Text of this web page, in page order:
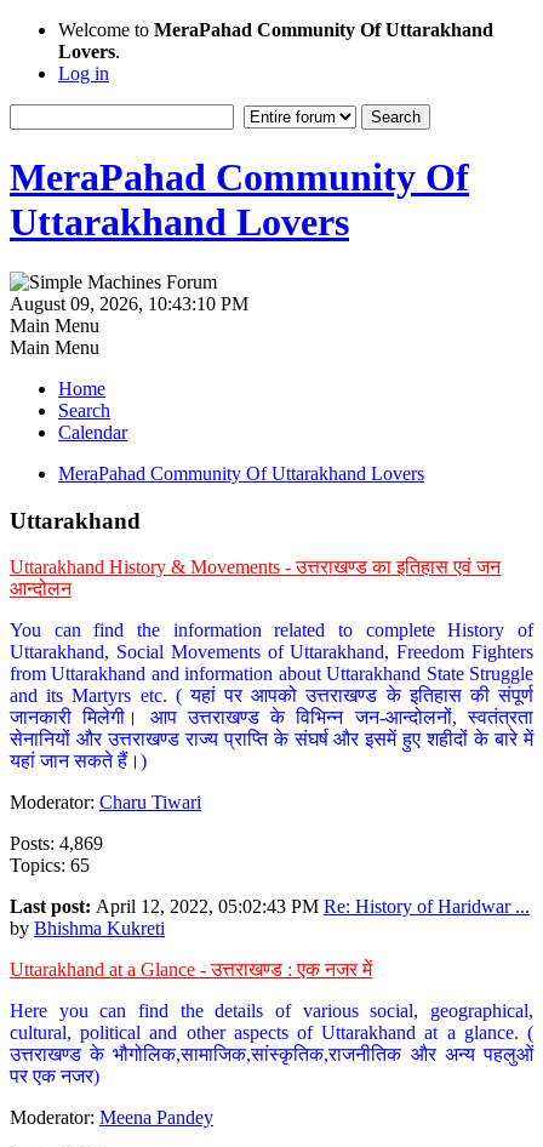
Welcome to MeraPahad Community Of Uttarakhand
Lovers.
Log in
MeraPahad Community Of
Uttarakhand Lovers
August 09, 2026, 10:43:10 PM
Main Menu
Main Menu
Home
Search
Calendar
MeraPahad Community Of Uttarakhand Lovers
Uttarakhand
Uttarakhand History & Movements - उत्तराखण्ड का इतिहास एवं जन
आन्दोलन
You can find the information related to complete History of
Uttarakhand, Social Movements of Uttarakhand, Freedom Fighters
from Uttarakhand and information about Uttarakhand State Struggle
and its Martyrs etc. ( यहां पर आपको उत्तराखण्ड के इतिहास की संपूर्ण
जानकारी मिलेगी। आप उत्तराखण्ड के विभिन्न जन-आन्दोलनों, स्वतंत्रता
सेनानियों और उत्तराखण्ड राज्य प्राप्ति के संघर्ष और इसमें हुए शहीदों के बारे में
यहां जान सकते हैं।)
Moderator: Charu Tiwari
Posts: 4,869
Topics: 65
Last post: April 12, 2022, 05:02:43 PM Re: History of Haridwar ...
by Bhishma Kukreti
Uttarakhand at a Glance - उत्तराखण्ड : एक नजर में
Here you can find the details of various social, geographical,
cultural, political and other aspects of Uttarakhand at a glance. (
उत्तराखण्ड के भौगोलिक,सामाजिक,सांस्कृतिक,राजनीतिक और अन्य पहलुओं
पर एक नजर)
Moderator: Meena Pandey